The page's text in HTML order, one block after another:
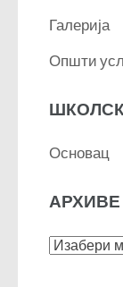
Галерија
Општи
Основац
АРХИВЕ
Архиве